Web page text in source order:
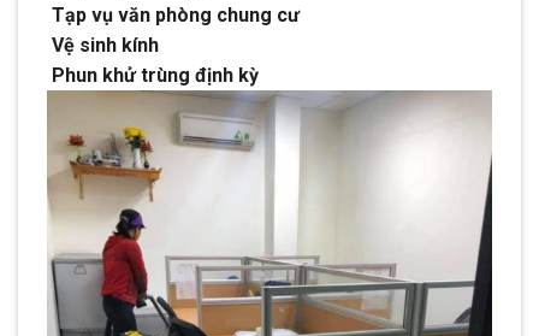
Tạp vụ văn phòng chung cư
Vệ sinh kính
Phun khử trùng định kỳ